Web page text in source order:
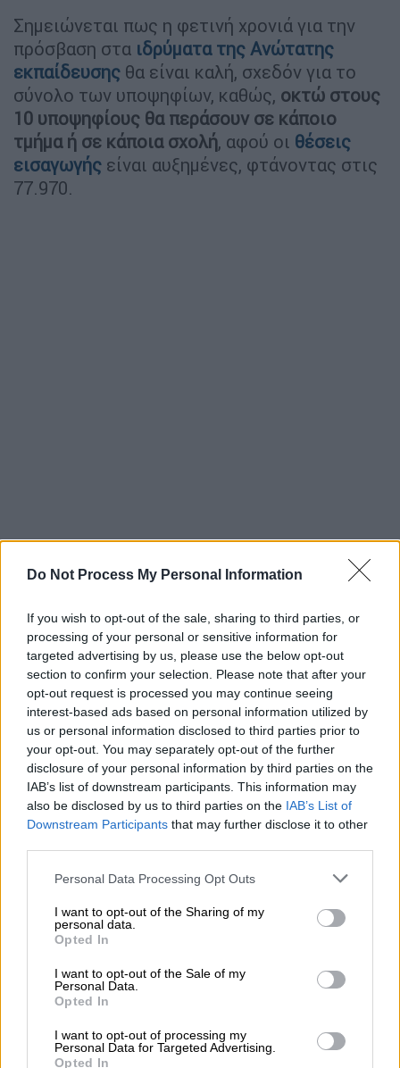
Do Not Process My Personal Information
If you wish to opt-out of the sale, sharing to third parties, or
processing of your personal or sensitive information for
targeted advertising by us, please use the below opt-out
section to confirm your selection. Please note that after your
opt-out request is processed you may continue seeing
interest-based ads based on personal information utilized by
us or personal information disclosed to third parties prior to
your opt-out. You may separately opt-out of the further
disclosure of your personal information by third parties on the
IAB’s list of downstream participants. This information may
also be disclosed by us to third parties on the IAB’s List of
Downstream Participants that may further disclose it to other
Please note that this website/app uses one or more Google
not limited to your visit or usage behaviour. You may click to
grant or deny consent to Google and its third-party tags to
use your data for below specified purposes in below Google
consent section.
Personal Data Processing Opt Outs
I want to opt-out of the Sharing of my
personal data.
Opted In
I want to opt-out of the Sale of my
Personal Data.
Opted In
I want to opt-out of processing my
Personal Data for Targeted Advertising.
Opted In
Σημειώνεται πως η φετινή χρονιά για την
πρόσβαση στα ιδρύματα της Ανώτατης
εκπαίδευσης θα είναι καλή, σχεδόν για το
σύνολο των υποψηφίων, καθώς, οκτώ στους
10 υποψηφίους θα περάσουν σε κάποιο
τμήμα ή σε κάποια σχολή, αφού οι θέσεις
εισαγωγής είναι αυξημένες, φτάνοντας στις
77.970.
ΔΕΙΤΕ ΑΝΑΛΥΤΙΚΑ ΟΛΕΣ ΤΙΣ ΒΑΣΕΙΣ
ΒΑΣΕΙΣ -- ΕΠΙΛΟΓΗ ΕΠΑΛ-ΗΜΕΡΗΣΙΑ --
ΠΑΝΕΛΛΑΔΙΚΕΣ 2020.pdf
ΒΑΣΕΙΣ -- ΕΠΙΛΟΓΗ ΕΠΑΛ-ΕΣΠΕΡΙΝΑ --
ΠΑΝΕΛΛΑΔΙΚΕΣ 2020.pdf
ΒΑΣΕΙΣ -- ΕΠΙΛΟΓΗ ΓΕΛ ΠΑΛΑΙΟ-ΗΜΕΡΗΣΙΑ
-- ΠΑΝΕΛΛΑΔΙΚΕΣ 2020.pdf
- ΠΑΝΕΛΛΑΔΙΚΕΣ 2020.pdf
ΠΑΝΕΛΛΑΔΙΚΕΣ 2020.pdf
ΠΑΝΕΛΛΑΔΙΚΕΣ 2020.pdf